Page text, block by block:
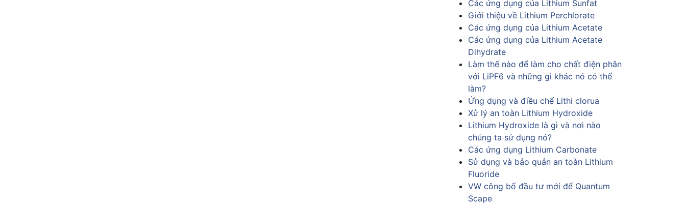
Các ứng dụng của Lithium Sunfat
Giới thiệu về Lithium Perchlorate
Các ứng dụng của Lithium Acetate
Các ứng dụng của Lithium Acetate
Dihydrate
Làm thế nào để làm cho chất điện phân
với LiPF6 và những gì khác nó có thể
làm?
Ứng dụng và điều chế Lithi clorua
Xử lý an toàn Lithium Hydroxide
Lithium Hydroxide là gì và nơi nào
chúng ta sử dụng nó?
Các ứng dụng Lithium Carbonate
Sử dụng và bảo quản an toàn Lithium
Fluoride
VW công bố đầu tư mới để Quantum
Scape